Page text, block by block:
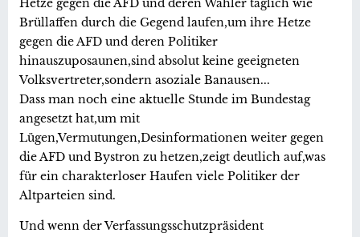
Brüllaffen durch die Gegend laufen,um ihre Hetze
gegen die AFD und deren Politiker
hinauszuposaunen,sind absolut keine geeigneten
Volksvertreter,sondern asoziale Banausen...
Dass man noch eine aktuelle Stunde im Bundestag
angesetzt hat,um mit
Lügen,Vermutungen,Desinformationen weiter gegen
die AFD und Bystron zu hetzen,zeigt deutlich auf,was
für ein charakterloser Haufen viele Politiker der
Altparteien sind.
Und wenn der Verfassungsschutzpräsident